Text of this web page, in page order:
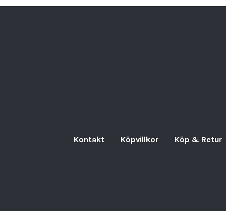
Kontakt Köpvillkor Köp & Retur